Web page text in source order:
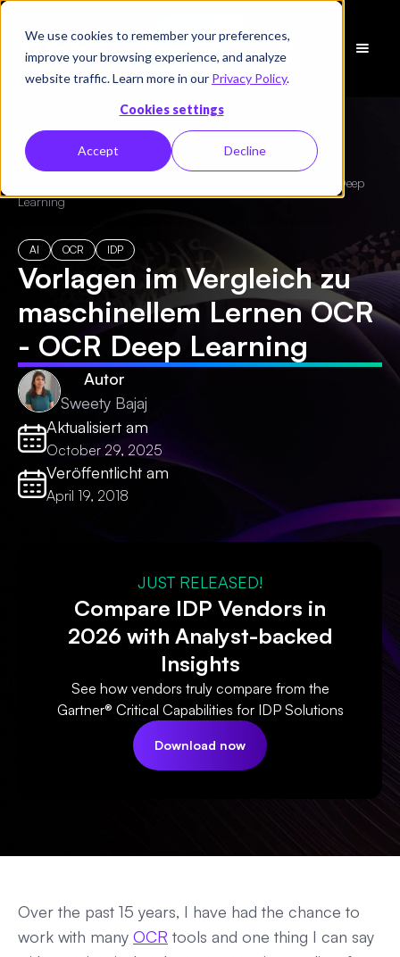
We use cookies to remember your preferences,
improve your browsing experience, and analyze
website traffic. Learn more in our Privacy Policy.
Cookies settings
Accept Decline
Demo
vereinbaren
← Alle Blogs
Vorlagen im Vergleich zu maschinellem Lernen OCR - OCR Deep
Learning
AI OCR IDP
Vorlagen im Vergleich zu
maschinellem Lernen OCR
- OCR Deep Learning
Autor
Sweety Bajaj
Aktualisiert am
October 29, 2025
Veröffentlicht am
April 19, 2018
JUST RELEASED!
Compare IDP Vendors in
2026 with Analyst-backed
Insights
See how vendors truly compare from the
Gartner® Critical Capabilities for IDP Solutions
Download now
Over the past 15 years, I have had the chance to
work with many OCR tools and one thing I can say